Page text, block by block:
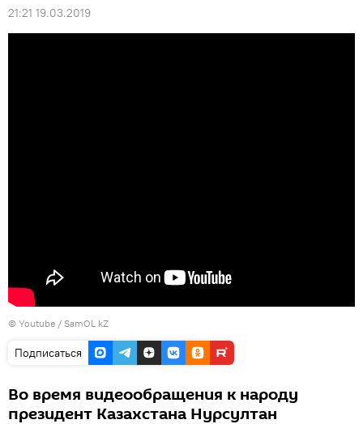
21:21 19.03.2019
© Youtube / SamOL kZ
Подписаться
Во время видеообращения к народу
президент Казахстана Нурсултан